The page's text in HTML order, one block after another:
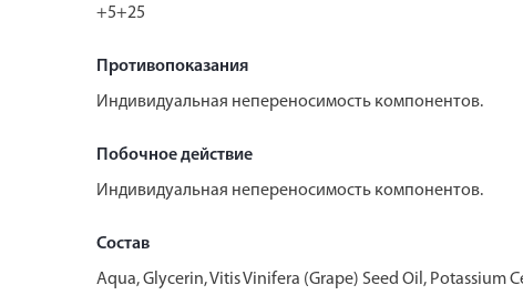
+5+25
Противопоказания
Индивидуальная непереносимость компонентов.
Побочное действие
Индивидуальная непереносимость компонентов.
Состав
Aqua, Glycerin, Vitis Vinifera (Grape) Seed Oil, Potassium